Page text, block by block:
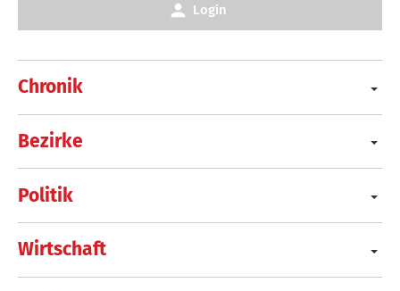
Chronik
Bezirke
Politik
Wirtschaft
Login